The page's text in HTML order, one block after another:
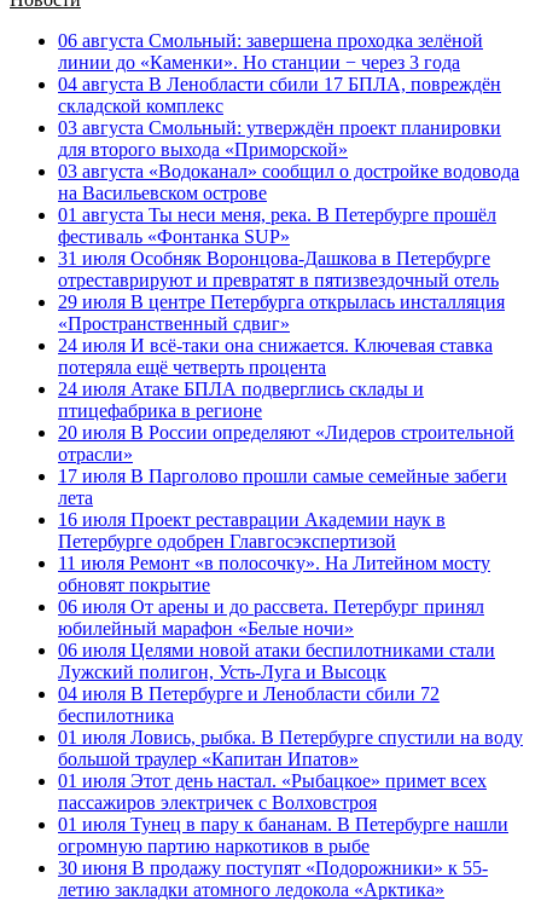
06 августа Смольный: завершена проходка зелёной
линии до «Каменки». Но станции − через 3 года
04 августа В Ленобласти сбили 17 БПЛА, повреждён
складской комплекс
03 августа Смольный: утверждён проект планировки
для второго выхода «Приморской»
03 августа «Водоканал» сообщил о достройке водовода
на Васильевском острове
01 августа Ты неси меня, река. В Петербурге прошёл
фестиваль «Фонтанка SUP»
31 июля Особняк Воронцова-Дашкова в Петербурге
отреставрируют и превратят в пятизвездочный отель
29 июля В центре Петербурга открылась инсталляция
«Пространственный сдвиг»
24 июля И всё-таки она снижается. Ключевая ставка
потеряла ещё четверть процента
24 июля Атаке БПЛА подверглись склады и
птицефабрика в регионе
20 июля В России определяют «Лидеров строительной
отрасли»
17 июля В Парголово прошли самые семейные забеги
лета
16 июля Проект реставрации Академии наук в
Петербурге одобрен Главгосэкспертизой
11 июля Ремонт «в полосочку». На Литейном мосту
обновят покрытие
06 июля От арены и до рассвета. Петербург принял
юбилейный марафон «Белые ночи»
06 июля Целями новой атаки беспилотниками стали
Лужский полигон, Усть-Луга и Высоцк
04 июля В Петербурге и Ленобласти сбили 72
беспилотника
01 июля Ловись, рыбка. В Петербурге спустили на воду
большой траулер «Капитан Ипатов»
01 июля Этот день настал. «Рыбацкое» примет всех
пассажиров электричек с Волховстроя
01 июля Тунец в пару к бананам. В Петербурге нашли
огромную партию наркотиков в рыбе
30 июня В продажу поступят «Подорожники» к 55-
летию закладки атомного ледокола «Арктика»